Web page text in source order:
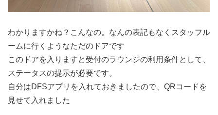
わかりますかね？こんなの。なんの表記もなくスタッフル
ームに行くようなただのドアです
このドアを入りますと受付のラウンジの利用条件として、
ステータスの提示が必要です。
自分はDFSアプリを入れておきましたので、QRコードを
見せて入れました